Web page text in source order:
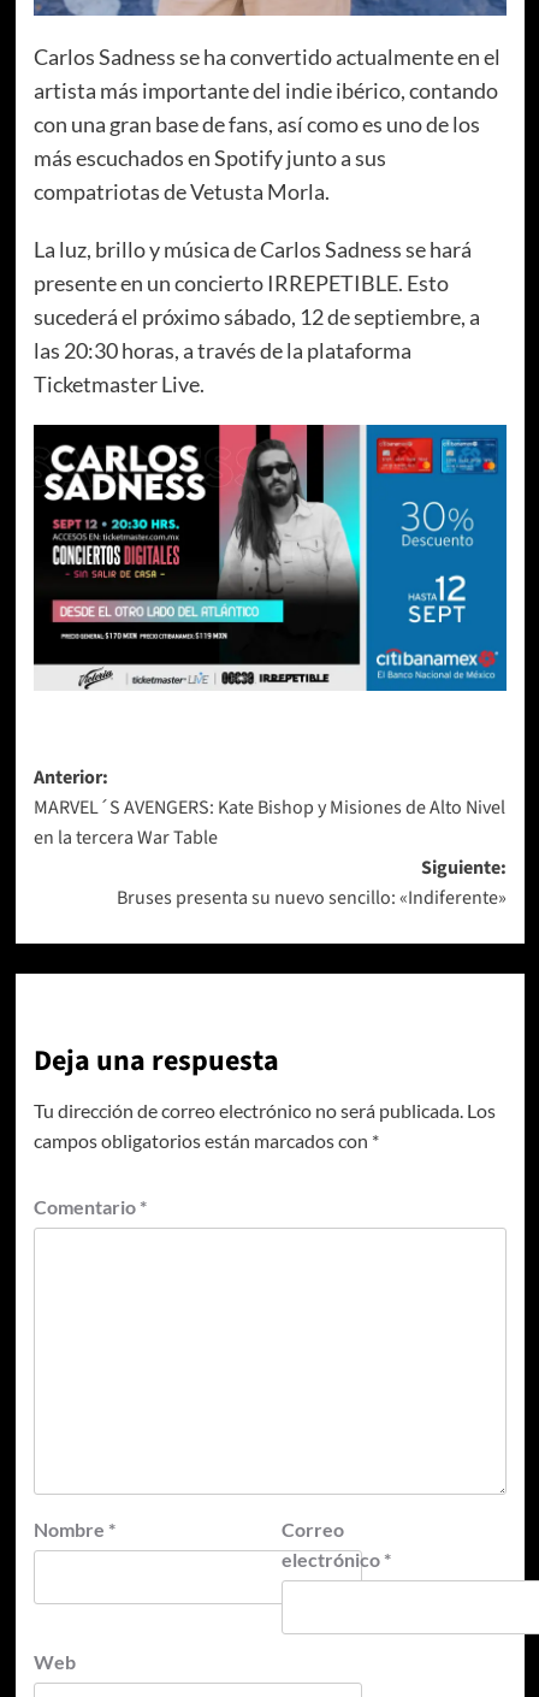
Carlos Sadness se ha convertido actualmente en el
artista más importante del indie ibérico, contando
con una gran base de fans, así como es uno de los
más escuchados en Spotify junto a sus
compatriotas de Vetusta Morla.
La luz, brillo y música de Carlos Sadness se hará
presente en un concierto IRREPETIBLE. Esto
sucederá el próximo sábado, 12 de septiembre, a
las 20:30 horas, a través de la plataforma
Ticketmaster Live.
Navegación
de
entradas
Anterior:
MARVEL´S AVENGERS: Kate Bishop y Misiones de Alto Nivel
en la tercera War Table
Siguiente:
Bruses presenta su nuevo sencillo: «Indiferente»
Deja una respuesta
Tu dirección de correo electrónico no será publicada. Los
campos obligatorios están marcados con *
Comentario *
Nombre *
Correo
electrónico *
Web